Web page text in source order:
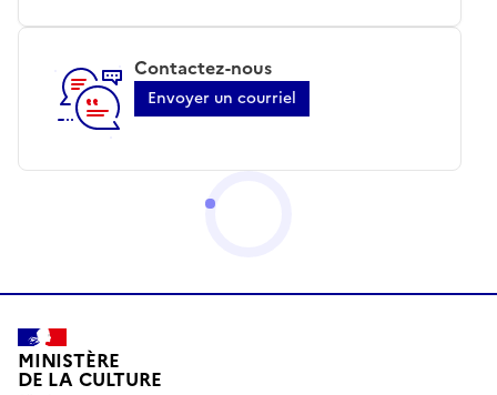
Contactez-nous
Envoyer un courriel
MINISTÈRE
DE LA CULTURE